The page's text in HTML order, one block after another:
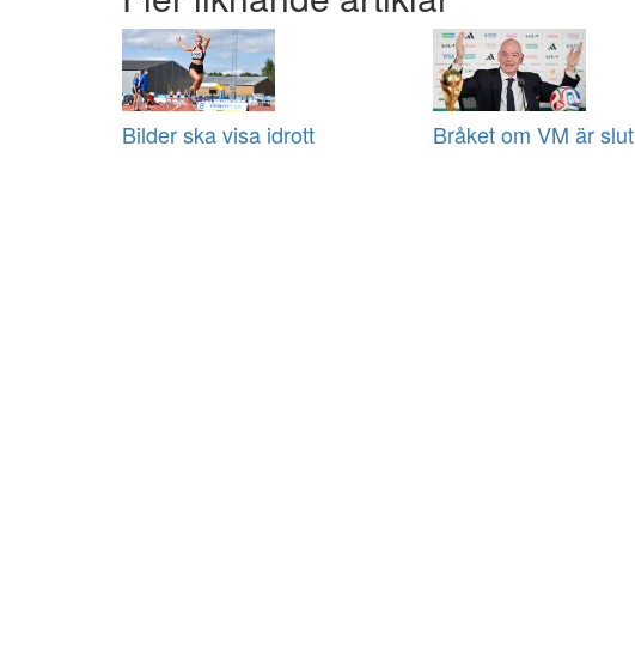
Bilder ska visa idrott Bråket om VM är slut